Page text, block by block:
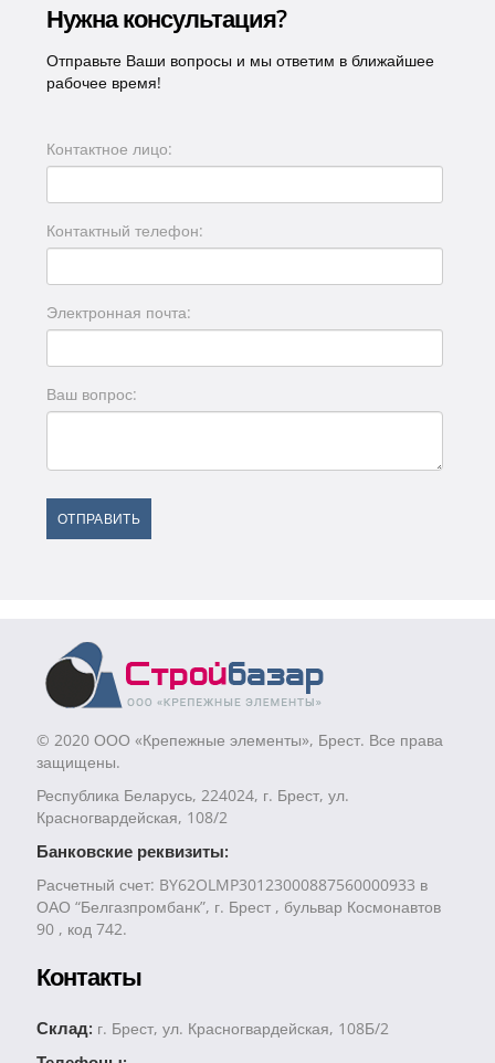
Нужна консультация?
Отправьте Ваши вопросы и мы ответим в ближайшее
рабочее время!
Контактное лицо:
Контактный телефон:
Электронная почта:
Ваш вопрос:
ОТПРАВИТЬ
© 2020 ООО «Крепежные элементы», Брест. Все права
защищены.
Республика Беларусь, 224024, г. Брест, ул.
Красногвардейская, 108/2
Банковские реквизиты:
Расчетный счет: BY62OLMP30123000887560000933 в
ОАО “Белгазпромбанк”, г. Брест , бульвар Космонавтов
90 , код 742.
Контакты
Склад: г. Брест, ул. Красногвардейская, 108Б/2